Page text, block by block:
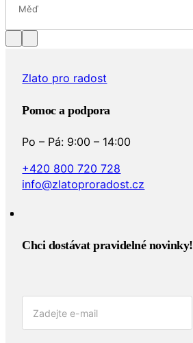
Měď
Zlato pro radost
Pomoc a podpora
Po – Pá: 9:00 – 14:00
+420 800 720 728
info@zlatoproradost.cz
Chci dostávat pravidelné novinky!​